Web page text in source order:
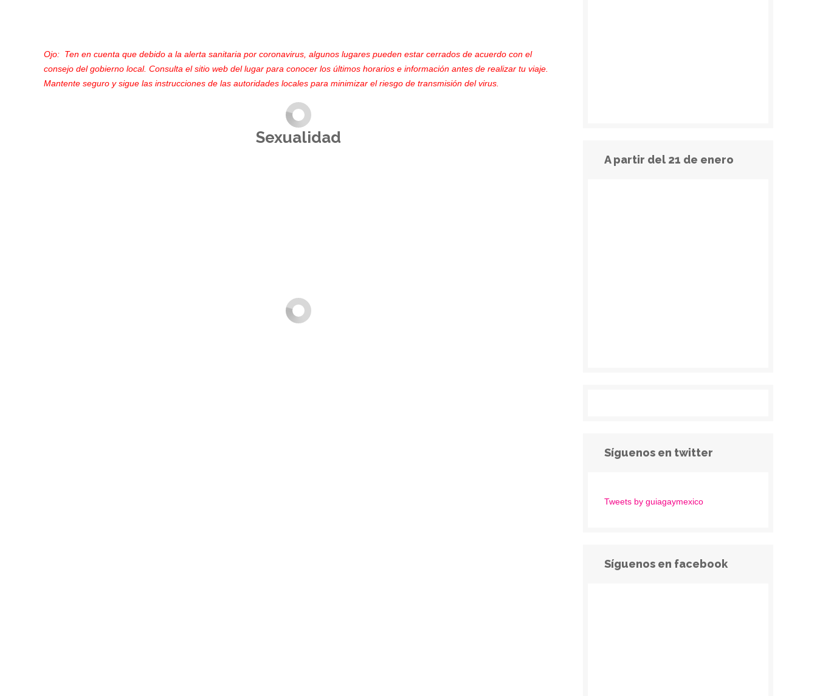
Ojo: Ten en cuenta que debido a la alerta sanitaria por coronavirus, algunos lugares pueden estar cerrados de acuerdo con el
consejo del gobierno local. Consulta el sitio web del lugar para conocer los últimos horarios e información antes de realizar tu viaje.
Mantente seguro y sigue las instrucciones de las autoridades locales para minimizar el riesgo de transmisión del virus.
Sexualidad
A partir del 21 de enero
Síguenos en twitter
Tweets by guiagaymexico
Síguenos en facebook